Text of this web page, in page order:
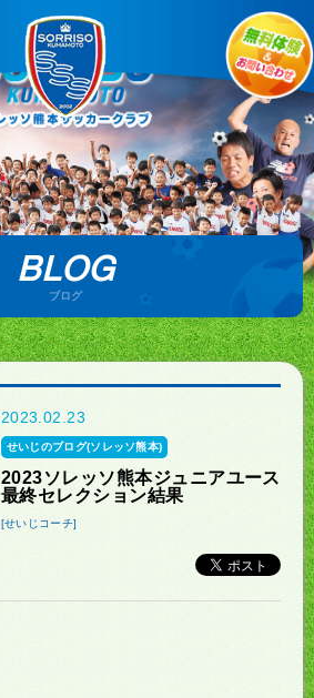
BLOG
ブログ
2023.02.23
せいじのブログ(ソレッソ熊本)
2023ソレッソ熊本ジュニアユース
最終セレクション結果
[せいじコーチ]